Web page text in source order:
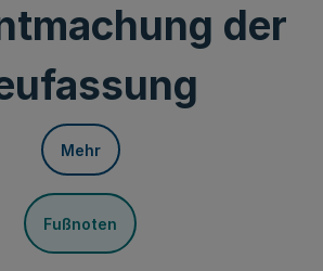
der
Mehr
Fußnoten